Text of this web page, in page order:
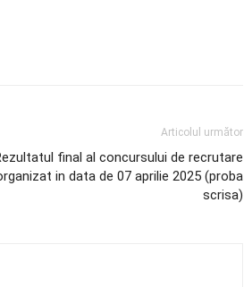
Articolul următor
final al concursului de recrutare
in data de 07 aprilie 2025 (proba
scrisa)